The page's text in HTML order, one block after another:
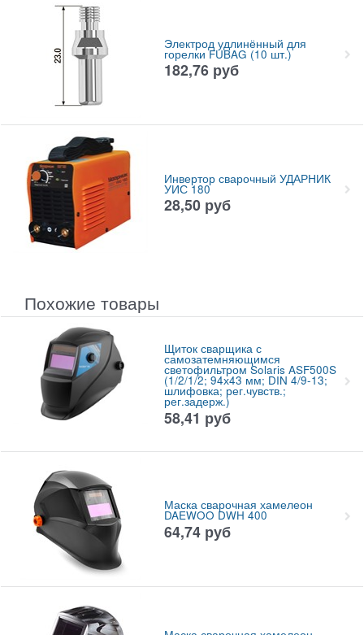
Электрод удлинённый для
горелки FUBAG (10 шт.)
182,76 руб
Инвертор сварочный УДАРНИК
УИС 180
28,50 руб
Похожие товары
Щиток сварщика с
самозатемняющимся
светофильтром Solaris ASF500S
(1/2/1/2; 94х43 мм; DIN 4/9-13;
шлифовка; рег.чувств.;
рег.задерж.)
58,41 руб
Маска сварочная хамелеон
DAEWOO DWH 400
64,74 руб